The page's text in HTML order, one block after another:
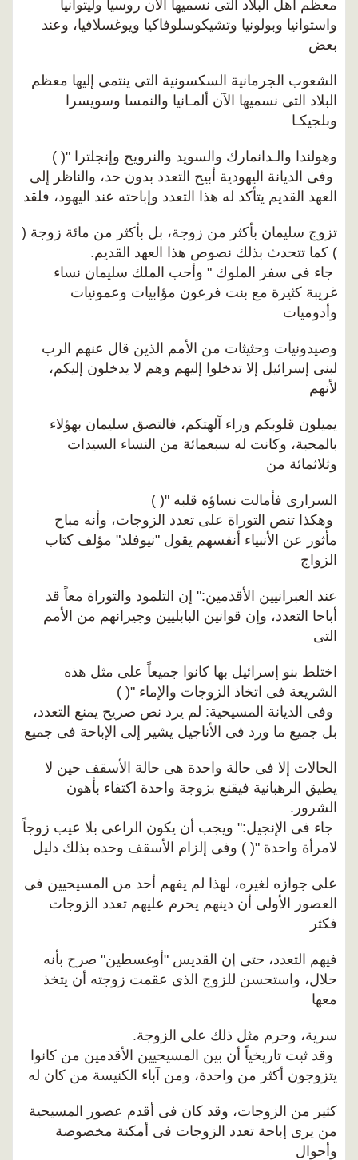
معظم أهل البلاد التى نسميها الآن روسيا وليتوانيا
واستوانيا وبولونيا وتشيكوسلوفاكيا ويوغسلافيا، وعند
بعض
الشعوب الجرمانية السكسونية التى ينتمى إليها معظم
البلاد التى نسميها الآن ألمـانيا والنمسا وسويسرا
وبلجيكـا
وهولندا والـدانمارك والسويد والنرويج وإنجلترا "( )
وفى الديانة اليهودية أبيح التعدد بدون حد، والناظر إلى
العهد القديم يتأكد له هذا التعدد وإباحته عند اليهود، فلقد
تزوج سليمان بأكثر من زوجة، بل بأكثر من مائة زوجة (
) كما تتحدث بذلك نصوص هذا العهد القديم.
جاء فى سفر الملوك " وأحب الملك سليمان نساء
غريبة كثيرة مع بنت فرعون مؤابيات وعمونيات
وأدوميات
وصيدونيات وحثيثات من الأمم الذين قال عنهم الرب
لبنى إسرائيل إلا تدخلوا إليهم وهم لا يدخلون إليكم،
لأنهم
يميلون قلوبكم وراء آلهتكم، فالتصق سليمان بهؤلاء
بالمحبة، وكانت له سبعمائة من النساء السيدات
وثلاثمائة من
السرارى فأمالت نساؤه قلبه "( )
وهكذا تنص التوراة على تعدد الزوجات، وأنه مباح
مأثور عن الأنبياء أنفسهم يقول "نيوفلد" مؤلف كتاب
الزواج
عند العبرانيين الأقدمين:" إن التلمود والتوراة معاً قد
أباحا التعدد، وإن قوانين البابليين وجيرانهم من الأمم
التى
اختلط بنو إسرائيل بها كانوا جميعاً على مثل هذه
الشريعة فى اتخاذ الزوجات والإماء "( )
وفى الديانة المسيحية: لم يرد نص صريح يمنع التعدد،
بل جميع ما ورد فى الأناجيل يشير إلى الإباحة فى جميع
الحالات إلا فى حالة واحدة هى حالة الأسقف حين لا
يطيق الرهبانية فيقنع بزوجة واحدة اكتفاء بأهون
الشرور.
جاء فى الإنجيل:" ويجب أن يكون الراعى بلا عيب زوجاً
لامرأة واحدة "( ) وفى إلزام الأسقف وحده بذلك دليل
على جوازه لغيره، لهذا لم يفهم أحد من المسيحيين فى
العصور الأولى أن دينهم يحرم عليهم تعدد الزوجات
فكثر
فيهم التعدد، حتى إن القديس "أوغسطين" صرح بأنه
حلال، واستحسن للزوج الذى عقمت زوجته أن يتخذ
معها
سرية، وحرم مثل ذلك على الزوجة.
وقد ثبت تاريخياً أن بين المسيحيين الأقدمين من كانوا
يتزوجون أكثر من واحدة، ومن آباء الكنيسة من كان له
كثير من الزوجات، وقد كان فى أقدم عصور المسيحية
من يرى إباحة تعدد الزوجات فى أمكنة مخصوصة
وأحوال